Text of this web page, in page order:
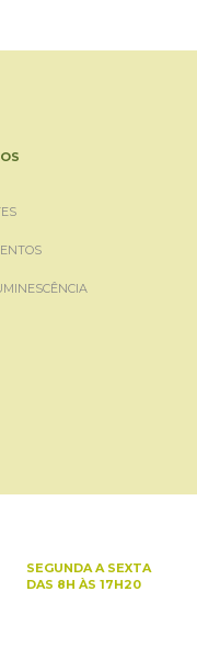
SEGUNDA A SEXTA
DAS 8H ÀS 17H20